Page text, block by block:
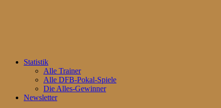
Statistik
Alle Trainer
Alle DFB-Pokal-Spiele
Die Alles-Gewinner
Newsletter